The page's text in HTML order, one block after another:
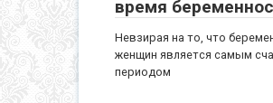
время
Невзирая на то, что
женщин является самым
периодом